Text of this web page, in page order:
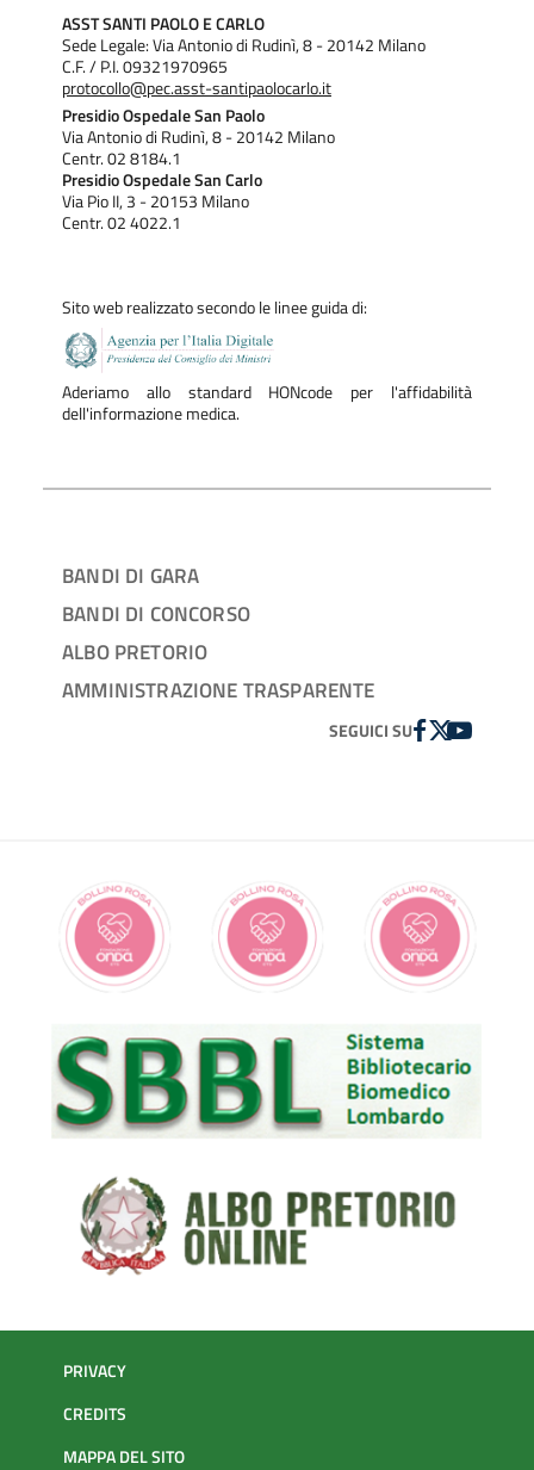
ASST SANTI PAOLO E CARLO
Sede Legale: Via Antonio di Rudinì, 8 - 20142 Milano
C.F. / P.I. 09321970965
protocollo@pec.asst-santipaolocarlo.it
Presidio Ospedale San Paolo
Via Antonio di Rudinì, 8 - 20142 Milano
Centr. 02 8184.1
Presidio Ospedale San Carlo
Via Pio II, 3 - 20153 Milano
Centr. 02 4022.1
Sito web realizzato secondo le linee guida di:
Aderiamo allo standard HONcode per l'affidabilità
dell'informazione medica.
BANDI DI GARA
BANDI DI CONCORSO
ALBO PRETORIO
AMMINISTRAZIONE TRASPARENTE
SEGUICI SUFACEBOOK
TWITTER
YOUTUBE
PRIVACY
CREDITS
MAPPA DEL SITO